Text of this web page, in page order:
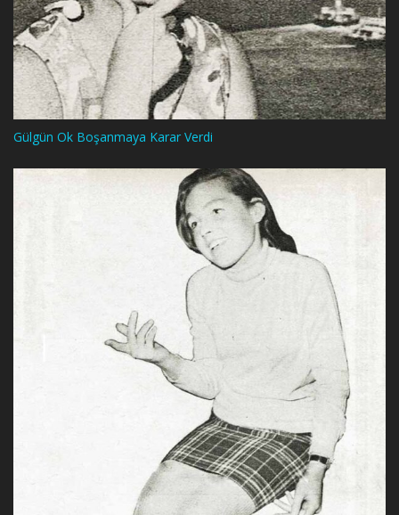
Gülgün Ok Boşanmaya Karar Verdi